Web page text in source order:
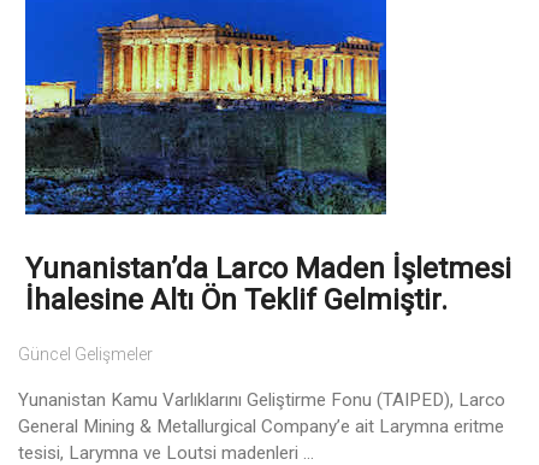
Yunanistan’da Larco Maden İşletmesi
İhalesine Altı Ön Teklif Gelmiştir.
Güncel Gelişmeler
Yunanistan Kamu Varlıklarını Geliştirme Fonu (TAIPED), Larco
General Mining & Metallurgical Company’e ait Larymna eritme
tesisi, Larymna ve Loutsi madenleri ...